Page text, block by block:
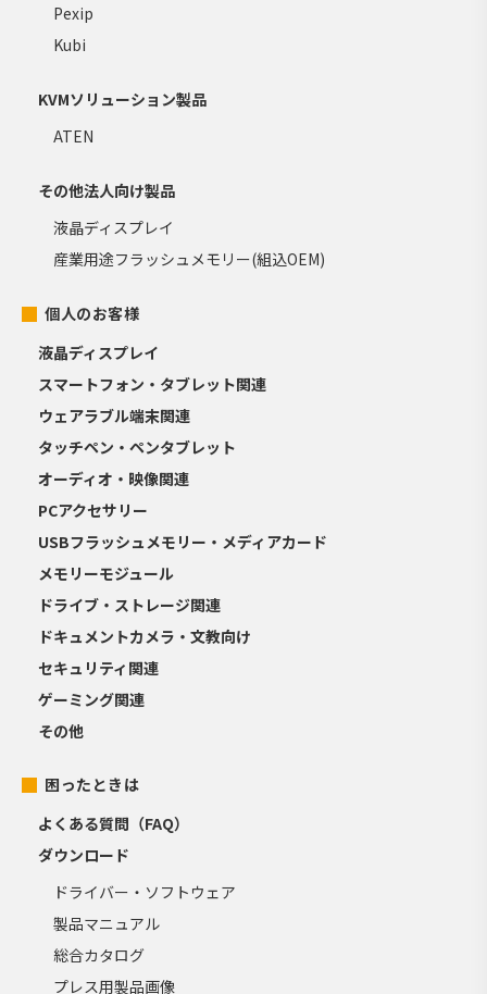
Pexip
Kubi
KVMソリューション製品
ATEN
その他法人向け製品
液晶ディスプレイ
産業用途フラッシュメモリー(組込OEM)
個人のお客様
液晶ディスプレイ
スマートフォン・タブレット関連
ウェアラブル端末関連
タッチペン・ペンタブレット
オーディオ・映像関連
PCアクセサリー
USBフラッシュメモリー・メディアカード
メモリーモジュール
ドライブ・ストレージ関連
ドキュメントカメラ・文教向け
セキュリティ関連
ゲーミング関連
その他
困ったときは
よくある質問（FAQ）
ダウンロード
ドライバー・ソフトウェア
製品マニュアル
総合カタログ
プレス用製品画像